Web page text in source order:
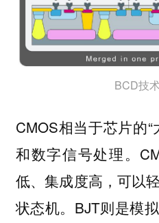
BCD技
CMOS相当于芯片的
和数字信号处理。
低、集成度高，可以
状态机。BJT则是模